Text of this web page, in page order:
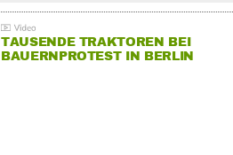
TAUSENDE TRAKTOREN BEI
BAUERNPROTEST IN BERLIN